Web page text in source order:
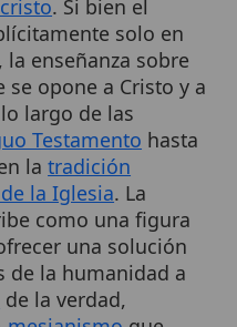
sobre
opone a Cristo y a
de las
hasta
tradición
la Iglesia. La
como una figura
una solución
la humanidad a
verdad,
que
de aDiosy a su